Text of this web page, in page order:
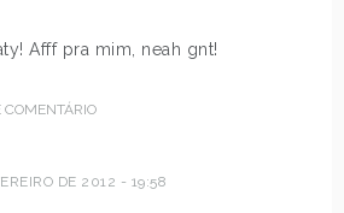
Afff pra mim, neah gnt!
COMENTÁRIO
DE 2012 - 19:58